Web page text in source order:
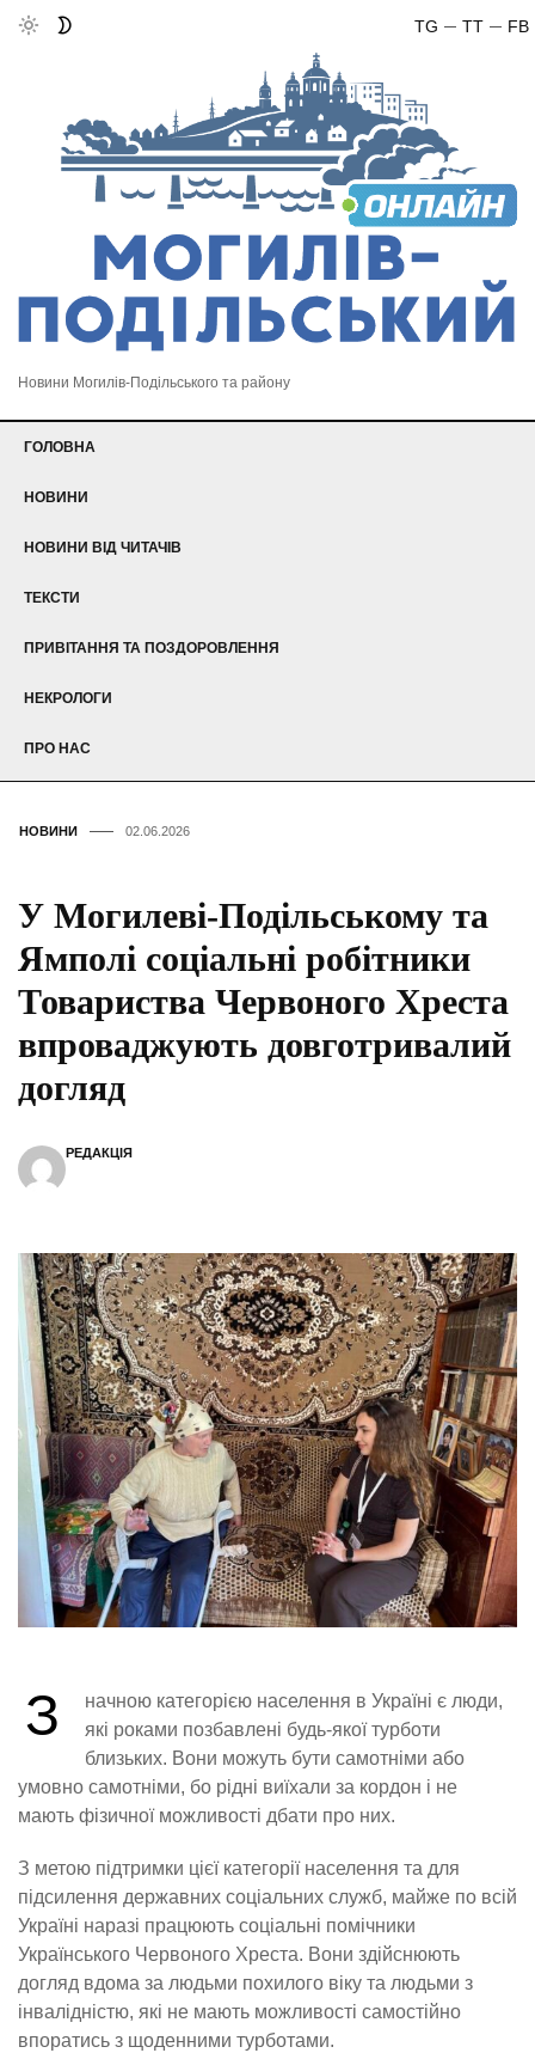
FB
TT
TG
Новини Могилів-Подільського та району
ГОЛОВНА
НОВИНИ
НОВИНИ ВІД ЧИТАЧІВ
ТЕКСТИ
ПРИВІТАННЯ ТА ПОЗДОРОВЛЕННЯ
НЕКРОЛОГИ
ПРО НАС
НОВИНИ 02.06.2026
У Могилеві-Подільському та
Ямполі соціальні робітники
Товариства Червоного Хреста
впроваджують довготривалий
догляд
РЕДАКЦІЯ
З
начною категорією населення в Україні є люди,
які роками позбавлені будь-якої турботи
близьких. Вони можуть бути самотніми або
умовно самотніми, бо рідні виїхали за кордон і не
мають фізичної можливості дбати про них.
З метою підтримки цієї категорії населення та для
підсилення державних соціальних служб, майже по всій
Україні наразі працюють соціальні помічники
Українського Червоного Хреста. Вони здійснюють
догляд вдома за людьми похилого віку та людьми з
інвалідністю, які не мають можливості самостійно
впоратись з щоденними турботами.